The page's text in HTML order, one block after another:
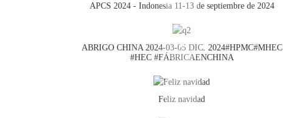
APCS 2024 - Indonesia 11-13 de septiembre de 2024
ABRIGO CHINA 2024-03-05 DIC. 2024#HPMC#MHEC
#HEC #FÁBRICAENCHINA
Feliz navidad